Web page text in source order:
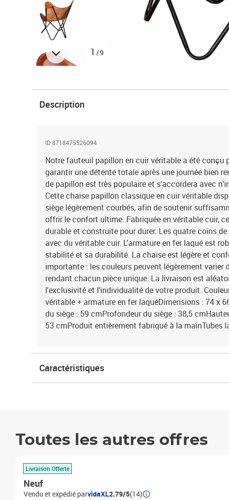
1 /9
Description
ID 8718475526094
Notre fauteuil papillon en cuir véritable a été conçu
garantir une détente totale après une journée bien
de papillon est très populaire et s'accordera avec
Cette chaise papillon classique en cuir véritable
siège légèrement courbés, afin de soutenir
offrir le confort ultime. Fabriquée en véritable cuir,
durable et construite pour durer. Les quatre coins
avec du véritable cuir. L'armature en fer laqué est
stabilité et sa durabilité. La chaise est légère et
importante : les couleurs peuvent légèrement varier
rendant chacun pièce unique. La livraison est
l'exclusivité et l'individualité de votre produit.
véritable + armature en fer laquéDimensions : 74 x
du siège : 59 cmProfondeur du siège : 38,5
53 cmProduit entièrement fabriqué à la mainTubes
Caractéristiques
Toutes les autres offres
Livraison Offerte
Neuf
Vendu et expédié parvidaXL2.79/5(14)